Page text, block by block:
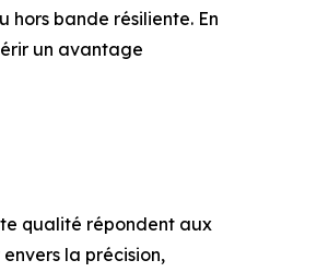
bande résiliente. En
un avantage
qualité répondent aux
la précision,